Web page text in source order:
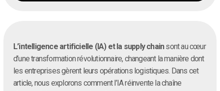
L’intelligence artificielle (IA) et la supply chainsont au cœur
d’une transformation révolutionnaire, changeant la manière dont
les entreprises gèrent leurs opérations logistiques. Dans cet
article, nous explorons comment l’IA réinvente la chaîne